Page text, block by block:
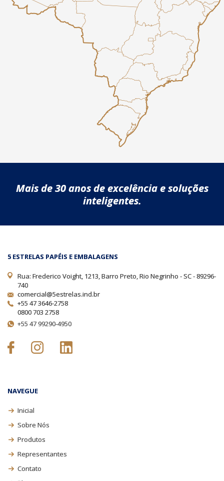
Mais de 30 anos de excelência e soluções
inteligentes.
5 ESTRELAS PAPÉIS E EMBALAGENS
Rua: Frederico Voight, 1213, Barro Preto, Rio Negrinho - SC - 89296-
740
comercial@5estrelas.ind.br
+55 47 3646-2758
0800 703 2758
+55 47 99290-4950
NAVEGUE
Inicial
Sobre Nós
Produtos
Representantes
Contato